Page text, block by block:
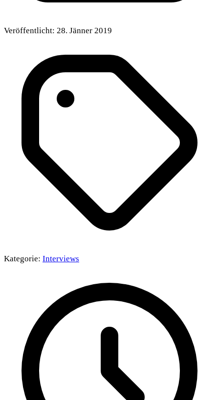
Veröffentlicht: 28. Jänner 2019
Kategorie: Interviews